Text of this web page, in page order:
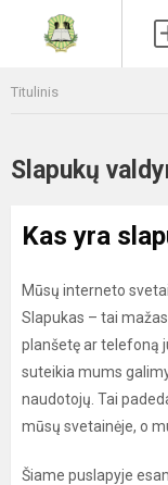
Titulinis
Slapukų
Kas yra
Mūsų interneto
Slapukas – tai
planšetę ar telefoną
suteikia mums
naudotojų. Tai
mūsų svetainėje, o
Šiame puslapyje